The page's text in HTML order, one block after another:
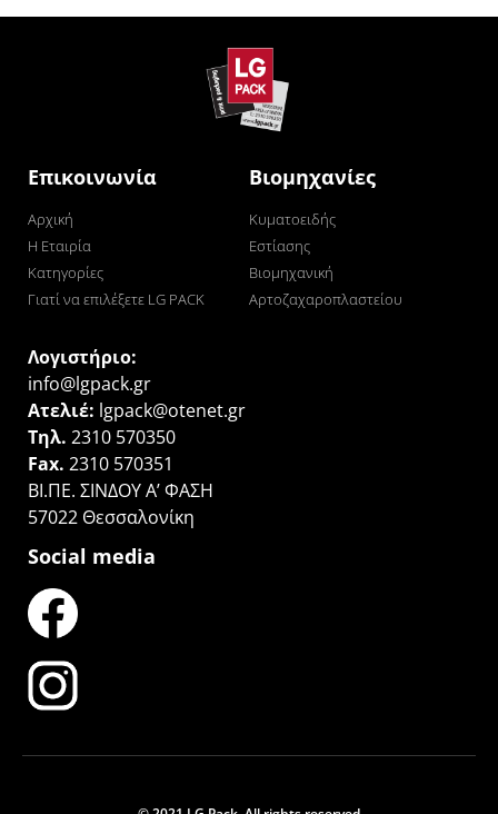
Επικοινωνία
Αρχική
Η Εταιρία
Κατηγορίες
Γιατί να επιλέξετε LG PACK
Βιομηχανίες
Κυματοειδής
Εστίασης
Βιομηχανική
Αρτοζαχαροπλαστείου
Λογιστήριο:
info@lgpack.gr
Ατελιέ: lgpack@otenet.gr
Τηλ. 2310 570350
Fax. 2310 570351
ΒΙ.ΠΕ. ΣΙΝΔΟΥ Α’ ΦΑΣΗ
57022 Θεσσαλονίκη
Social media